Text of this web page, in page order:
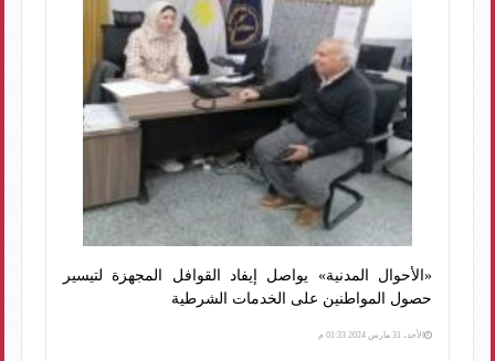
«الأحوال المدنية» يواصل إيفاد القوافل المجهزة لتيسير
حصول المواطنين على الخدمات الشرطية
الأحد، 31 مارس 2024 01:33 م